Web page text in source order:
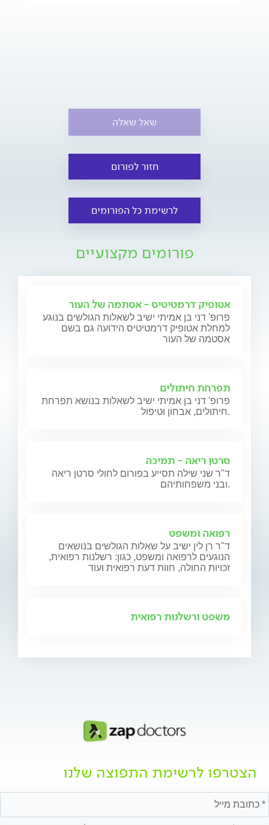
שאל שאלה
חזור לפורום
לרשימת כל הפורומים
פורומים מקצועיים
אטופיק דרמטיטיס - אסתמה של העור
פרופ' דני בן אמיתי ישיב לשאלות הגולשים בנוגע
למחלת אטופיק דרמטיטיס הידועה גם בשם
אסטמה של העור
תפרחת חיתולים
פרופ' דני בן אמיתי ישיב לשאלות בנושא תפרחת
חיתולים, אבחון וטיפול.
סרטן ריאה - תמיכה
ד"ר שני שילה תסייע בפורום לחולי סרטן ריאה
ובני משפחותיהם.
רפואה ומשפט
ד"ר רן לין ישיב על שאלות הגולשים בנושאים
הנוגעים לרפואה ומשפט, כגון: רשלנות רפואית,
זכויות החולה, חוות דעת רפואית ועוד
משפט ורשלנות רפואית
הצטרפו לרשימת התפוצה שלנו